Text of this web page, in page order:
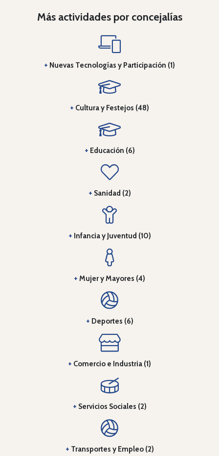
Más actividades por concejalías
+ Nuevas Tecnologías y Participación (1)
+ Cultura y Festejos (48)
+ Educación (6)
+ Sanidad (2)
+ Infancia y Juventud (10)
+ Mujer y Mayores (4)
+ Deportes (6)
+ Comercio e Industria (1)
+ Servicios Sociales (2)
+ Transportes y Empleo (2)